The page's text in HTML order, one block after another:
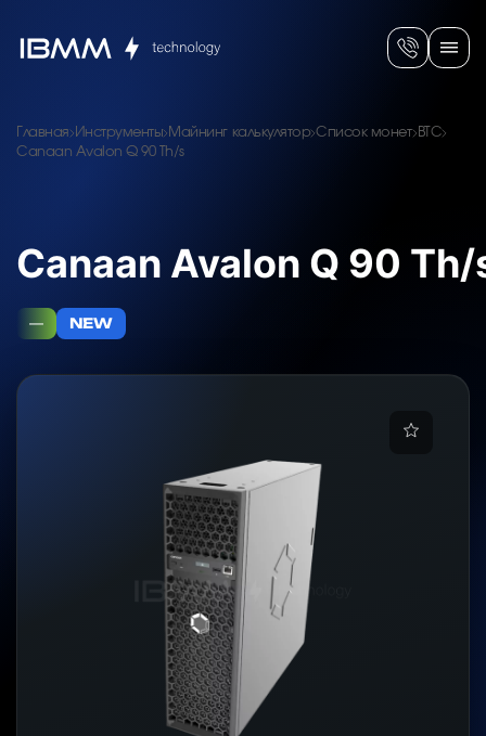
Главная Инструменты Майнинг калькулятор Список монет BTC
Canaan Avalon Q 90 Th/s
Canaan Avalon Q 90 Th/
— NEW